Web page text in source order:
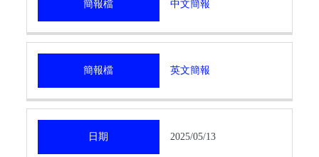
簡報檔 中文簡報
簡報檔 英文簡報
日期 2025/05/13